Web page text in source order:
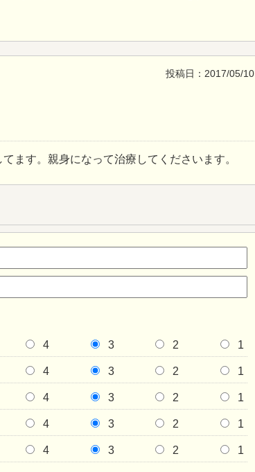
投稿日：2017/05/10
ます。親身になって治療してくださいます。
4 3 2 1
4 3 2 1
4 3 2 1
4 3 2 1
4 3 2 1